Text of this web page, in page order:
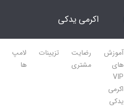
اکرمی یدکی
آموزش
های
VIP
اکرمی
یدکی
رضایت
مشتری
تزیینات
لامپ
ها